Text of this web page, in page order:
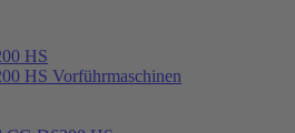
HS
HS Vorführmaschinen